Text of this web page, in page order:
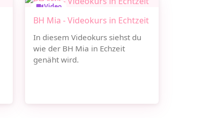
Video
BH Mia - Videokurs in Echtzeit
In diesem Videokurs siehst du
wie der BH Mia in Echzeit
genäht wird.